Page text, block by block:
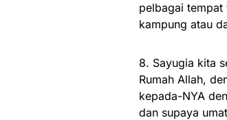
pelbagai tempat
kampung atau
8. Sayugia kita
Rumah Allah,
kepada-NYA
dan supaya